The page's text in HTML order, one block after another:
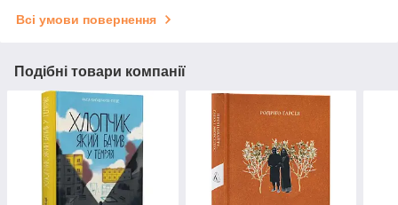
Всі умови повернення
Подібні товари компанії